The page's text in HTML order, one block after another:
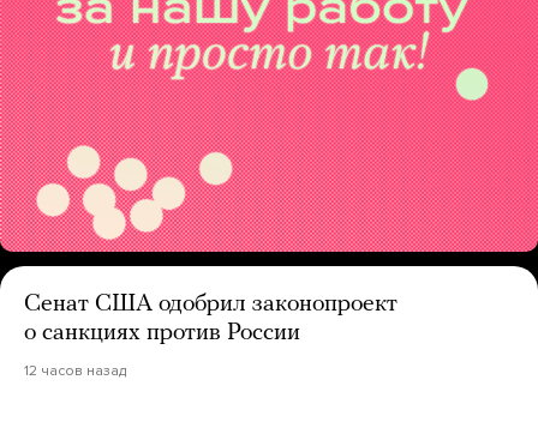
Сенат США одобрил законопроект
о санкциях против России
12 часов назад